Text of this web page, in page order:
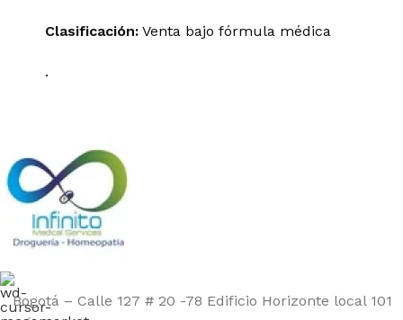
Clasificación: Venta bajo fórmula médica
.
Bogotá – Calle 127 # 20 -78 Edificio Horizonte local 101